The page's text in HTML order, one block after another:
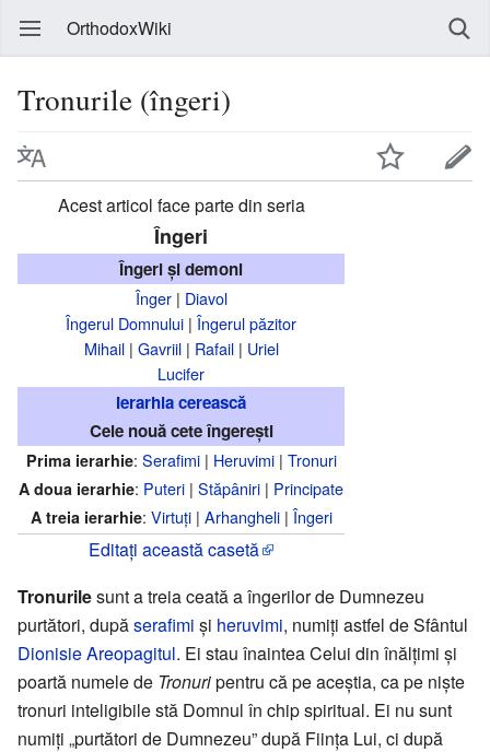
OrthodoxWiki
Tronurile (îngeri)
Acest articol face parte din seria
Îngeri
Îngeri și demoni
Înger| Diavol
Îngerul Domnului | Îngerul păzitor
Mihail| Gavriil| Rafail| Uriel
Lucifer
Ierarhia cerească
Cele nouă cete îngerești
Prima ierarhie: Serafimi| Heruvimi| Tronuri
A doua ierarhie: Puteri | Stăpâniri | Principate
A treia ierarhie: Virtuți| Arhangheli| Îngeri
Editați această casetă
Tronurilesunt a treia ceată a îngerilor de Dumnezeu
purtători, dupăserafimi și heruvimi, numiți astfel de Sfântul
Dionisie Areopagitul. Ei stau înaintea Celui din înălțimi și
poartă numele de Tronuripentru că pe aceștia, ca pe niște
tronuri inteligibile stă Domnul în chip spiritual. Ei nu sunt
numiți „purtători de Dumnezeu” după Ființa Lui, ci după